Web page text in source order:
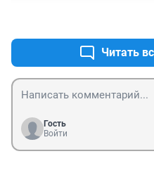
трос, подвязочка
Жаль, что в нашей
(умирают).
Читать
Гость
Войти